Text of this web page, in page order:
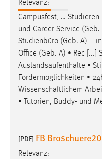
Relevanz:
Campusfest, … Studieren
und Career Service (Geb.
Studienbüro (Geb. A) –
Office (Geb. A) • Rec [...]
Auslandsaufenthalte •
Fördermöglichkeiten •
Wissenschaftlichem
• Tutorien, Buddy- und
[PDF] FB
Relevanz: